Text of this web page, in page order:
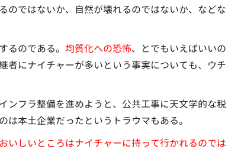
のではないか、自然が壊れるのではないか、などな
るのである。 均質化への恐怖、とでもいえばいいの
者にナイチャーが多いという事実についても、ウチ
ンフラ整備を進めようと、公共工事に天文学的な税
本土企業だったというトラウマもある。
おいしいところはナイチャーに持って行かれるのでは